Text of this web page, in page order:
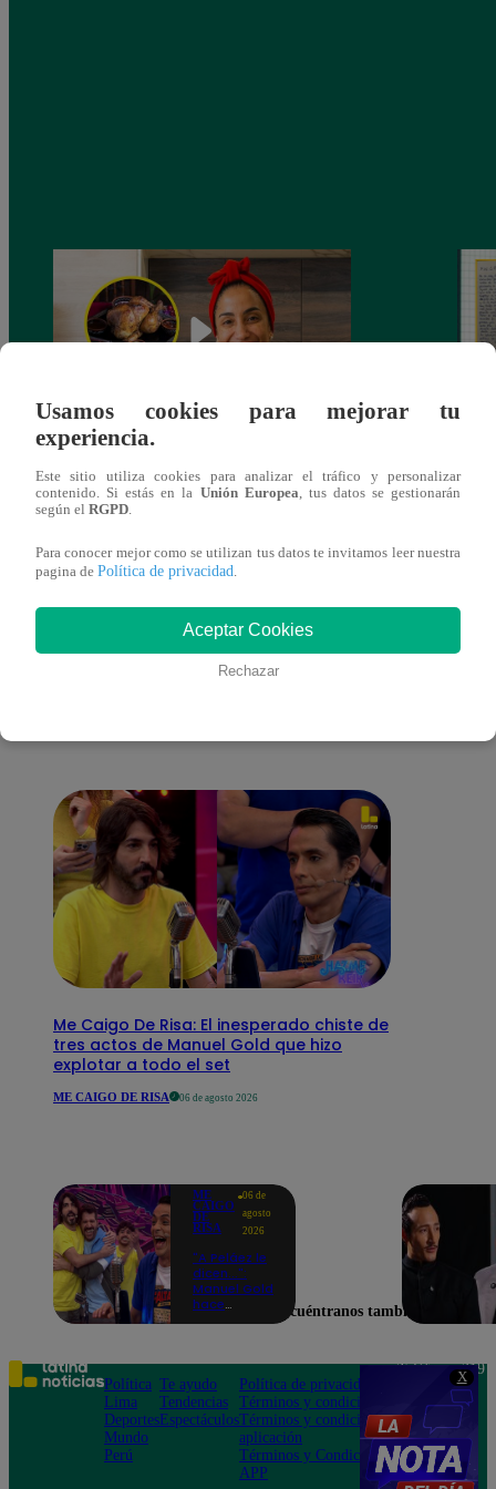
X
antes de Navidad?
También te puede
Me Caigo De Risa: El inesperado chiste de
tres actos de Manuel Gold que hizo
explotar a todo el set
ME CAIGO DE RISA 06 de agosto 2026
ME
CAIGO
DE
RISA
06 de
agosto
2026
"A Peláez le
dicen...":
Manuel Gold
hace
de contar el
chiste
Usamos cookies para mejorar tu
experiencia.
Este sitio utiliza cookies para analizar el tráfico y personalizar
contenido. Si estás en la Unión Europea , tus datos se gestionarán
según el RGPD
Para conocer mejor como se utilizan tus datos te invitamos leer nuestra
pagina de Política de privacidad
Aceptar Cookies
Rechazar
Encuéntranos también en
Política
Lima
Deportes
Mundo
Perú
Te ayudo
Tendencias
Espectáculos
Política de privacidad
Términos y condiciones
Términos y condiciones
aplicación
Términos y Condiciones
APP
Teléfono: 219
Av. San
Felipe 968
Jesús María